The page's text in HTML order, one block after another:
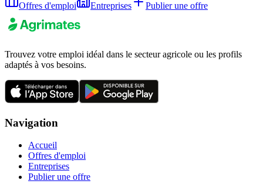
Offres d'emploi Entreprises Publier une offre
Trouvez votre emploi idéal dans le secteur agricole ou les profils
adaptés à vos besoins.
Navigation
Accueil
Offres d'emploi
Entreprises
Publier une offre